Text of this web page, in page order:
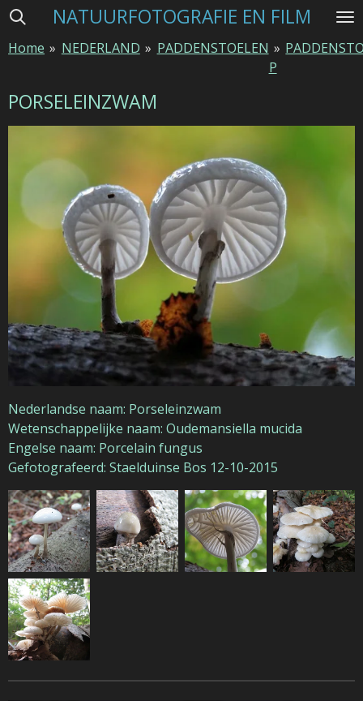
Ga
naar
hoofdinhoud
NATUURFOTOGRAFIE EN FILM
Home » NEDERLAND » PADDENSTOELEN »
P
PORSELEINZWAM
Nederlandse naam: Porseleinzwam
Wetenschappelijke naam: Oudemansiella mucida
Engelse naam: Porcelain fungus
Gefotografeerd: Staelduinse Bos 12-10-2015